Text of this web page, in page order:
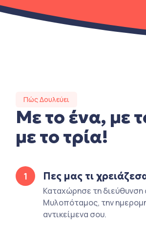
Πώς Δουλεύει
Με το ένα, με
με το τρία!
1 Πες μας τι
Καταχώρησε τη διεύθυνση
Μυλοπόταμος, την
αντικείμενα σου.